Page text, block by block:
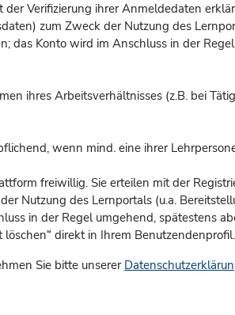
Verifizierung ihrer Anmeldedaten
zum Zweck der Nutzung des
das Konto wird im Anschluss in der
ihres Arbeitsverhältnisses (z.B. bei
wenn mind. eine ihrer
freiwillig. Sie erteilen mit der
Nutzung des Lernportals (u.a.
in der Regel umgehend, spätestens
direkt in Ihrem Benutzendenprofil.
Sie bitte unserer